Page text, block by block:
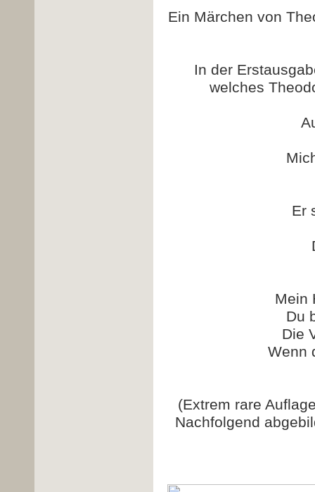
Ein Märchen von
In der
welches
Er
Mein
Du
Die
Wenn
(Extrem rare
Nachfolgend